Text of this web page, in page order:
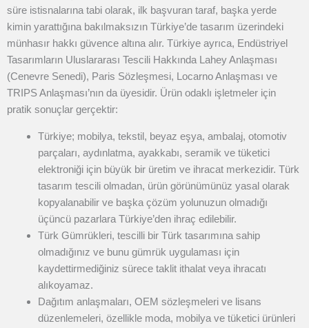
süre istisnalarına tabi olarak, ilk başvuran taraf, başka yerde
kimin yarattığına bakılmaksızın Türkiye’de tasarım üzerindeki
münhasır hakkı güvence altına alır. Türkiye ayrıca, Endüstriyel
Tasarımların Uluslararası Tescili Hakkında Lahey Anlaşması
(Cenevre Senedi), Paris Sözleşmesi, Locarno Anlaşması ve
TRIPS Anlaşması’nın da üyesidir. Ürün odaklı işletmeler için
pratik sonuçlar gerçektir:
Türkiye; mobilya, tekstil, beyaz eşya, ambalaj, otomotiv
parçaları, aydınlatma, ayakkabı, seramik ve tüketici
elektroniği için büyük bir üretim ve ihracat merkezidir. Türk
tasarım tescili olmadan, ürün görünümünüz yasal olarak
kopyalanabilir ve başka çözüm yolunuzun olmadığı
üçüncü pazarlara Türkiye’den ihraç edilebilir.
Türk Gümrükleri, tescilli bir Türk tasarımına sahip
olmadığınız ve bunu gümrük uygulaması için
kaydettirmediğiniz sürece taklit ithalat veya ihracatı
alıkoyamaz.
Dağıtım anlaşmaları, OEM sözleşmeleri ve lisans
düzenlemeleri, özellikle moda, mobilya ve tüketici ürünleri